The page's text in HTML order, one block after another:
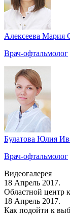
Алексеева Мария
Врач-офтальмолог
Булатова Юлия
Врач-офтальмолог
Видеогалерея
18 Апрель 2017.
Областной центр
18 Апрель 2017.
Как подойти к